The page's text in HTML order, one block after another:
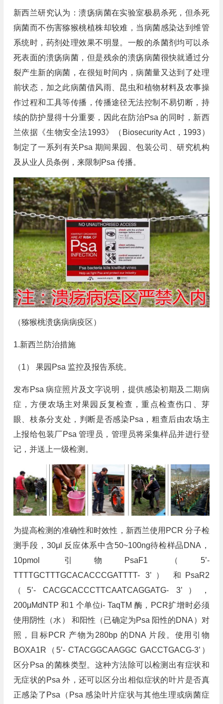
新西兰研究认为：溃疡病菌在实验室极易杀死，但杀死
病菌而不伤害猕猴桃植株却较难，当病菌感染达到维管
系统时，药剂处理效果不明显。一般的杀菌剂均可以杀
死表面的溃疡病菌，但是残余的溃疡病菌很快就通过分
裂产生新的病菌，在很短时间内，病菌量又达到了处理
前状态，加之此病菌借风雨、昆虫和植物材料及农事操
作过程和工具等传播，传播途径无法控制不易切断，持
续的防护显得十分重要，因此在防治Psa 的同时，新西
兰依据《生物安全法1993》（Biosecurity Act，1993）
制定了一系列有关Psa 期间果园、包装公司、研究机构
及从业人员条例，来限制Psa 传播。
（猕猴桃溃疡病病疫区）
1.新西兰防治措施
（1） 果园Psa 监控及报告系统。
发布Psa 病症照片及文字说明，提供感染初期及二期病
症，方便农场主对果园反复检查，重点检查伤口、芽
眼、枝条分支处，判断是否感染Psa，粗查后由农场主
上报给包装厂Psa 管理员，管理员将采集样品并进行登
记，并送上一级检测。
为提高检测的准确性和时效性，新西兰使用PCR 分子检
测手段，30μl 反应体系中含50~100ng待检样品DNA，
10pmol 引物PsaF1（5’-
TTTTGCTTTGCACACCCGATTTT- 3’） 和PsaR2
（5’- CACGCACCCTTCAATCAGGATG- 3’），
200μMdNTP 和1 个单位i- TaqTM 酶，PCR扩增时必须
使用阴性（水） 和阳性（已确定为Psa 阳性的DNA）对
照，目标PCR 产物为280bp 的DNA 片段。使用引物
BOXA1R（5’- CTACGGCAAGGC GACCTGACG-3’）
区分Psa 的菌株类型。这种方法除可以检测出有症状和
无症状的Psa 外，还可以区分出相似症状的叶片是否真
正感染了Psa（Psa 感染叶片症状与其他生理或病菌症